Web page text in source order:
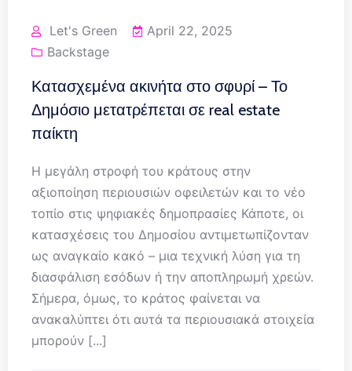
Let's Green
April 22, 2025
Backstage
Κατασχεμένα ακινήτα στο σφυρί – Το
Δημόσιο μετατρέπεται σε real estate
παίκτη
Η μεγάλη στροφή του κράτους στην
αξιοποίηση περιουσιών οφειλετών και το νέο
τοπίο στις ψηφιακές δημοπρασίες Κάποτε, οι
κατασχέσεις του Δημοσίου αντιμετωπίζονταν
ως αναγκαίο κακό – μια τεχνική λύση για τη
διασφάλιση εσόδων ή την αποπληρωμή χρεών.
Σήμερα, όμως, το κράτος φαίνεται να
ανακαλύπτει ότι αυτά τα περιουσιακά στοιχεία
μπορούν [...]